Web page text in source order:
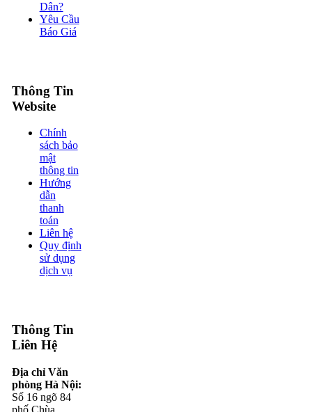
Dân?
Yêu Cầu
Báo Giá
Thông Tin
Website
Chính
sách bảo
mật
thông tin
Hướng
dẫn
thanh
toán
Liên hệ
Quy định
sử dụng
dịch vụ
Thông Tin
Liên Hệ
Địa chỉ Văn
phòng Hà Nội:
Số 16 ngõ 84
phố Chùa